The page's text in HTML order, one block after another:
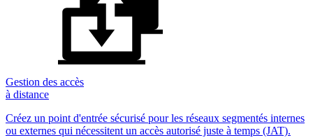
Gestion des accès
à distance
Créez un point d'entrée sécurisé pour les réseaux segmentés internes
ou externes qui nécessitent un accès autorisé juste à temps (JAT).